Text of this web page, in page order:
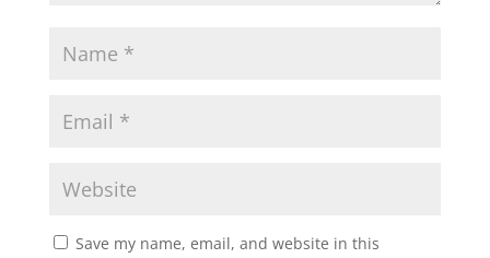
Save my name, email, and website in this